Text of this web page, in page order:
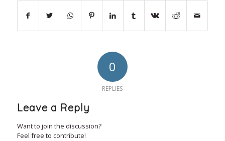
0
REPLIES
Leave a Reply
Want to join the discussion?
Feel free to contribute!